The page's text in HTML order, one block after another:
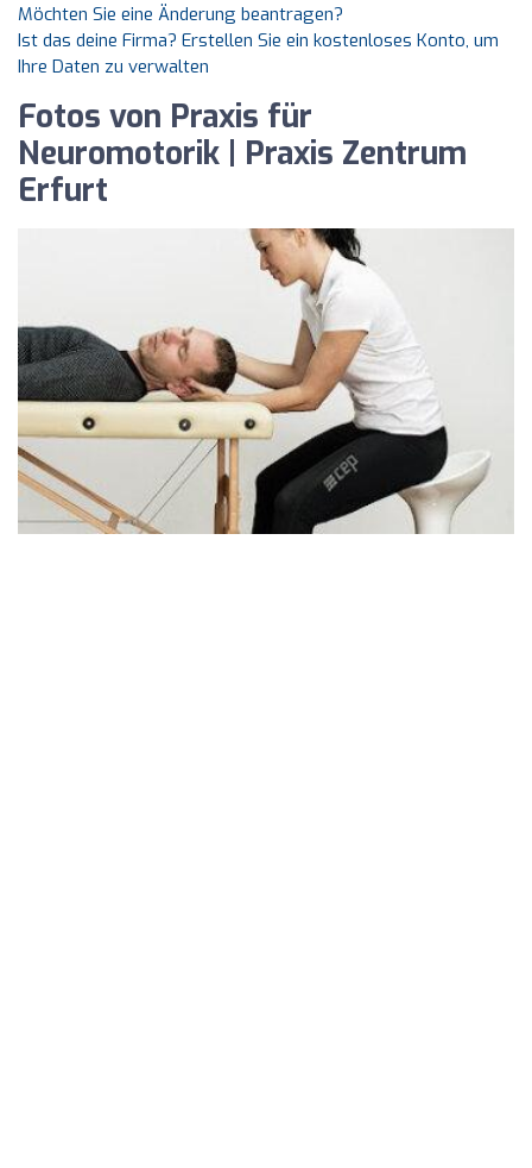
Möchten Sie eine Änderung beantragen?
Ist das deine Firma? Erstellen Sie ein kostenloses Konto, um
Ihre Daten zu verwalten
Fotos von Praxis für
Neuromotorik | Praxis Zentrum
Erfurt